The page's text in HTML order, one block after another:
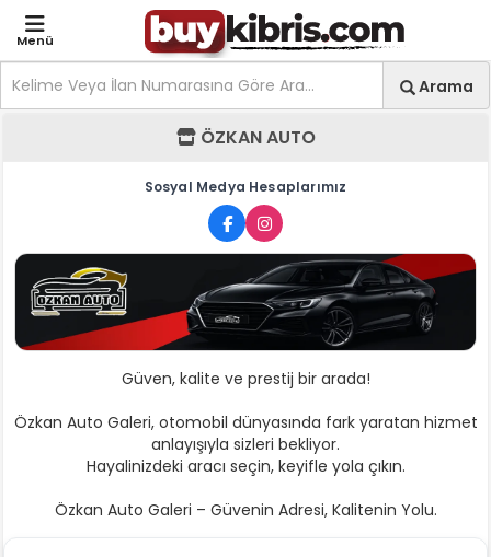
Menü
Ara
Arama
ÖZKAN AUTO - Mağaza
ÖZKAN AUTO
Sosyal Medya Hesaplarımız
Güven, kalite ve prestij bir arada!
Özkan Auto Galeri, otomobil dünyasında fark yaratan hizmet
anlayışıyla sizleri bekliyor.
Hayalinizdeki aracı seçin, keyifle yola çıkın.
Özkan Auto Galeri – Güvenin Adresi, Kalitenin Yolu.